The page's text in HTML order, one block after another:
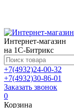
Интернет-магазин
на 1С-Битрикс
+7(4932)24-00-32
+7(4932)30-86-01
Заказать звонок
0
Корзина